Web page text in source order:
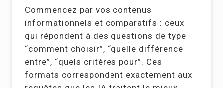
Commencez par vos contenus
informationnels et comparatifs : ceux
qui répondent à des questions de type
“comment choisir”, “quelle différence
entre”, “quels critères pour”. Ces
formats correspondent exactement aux